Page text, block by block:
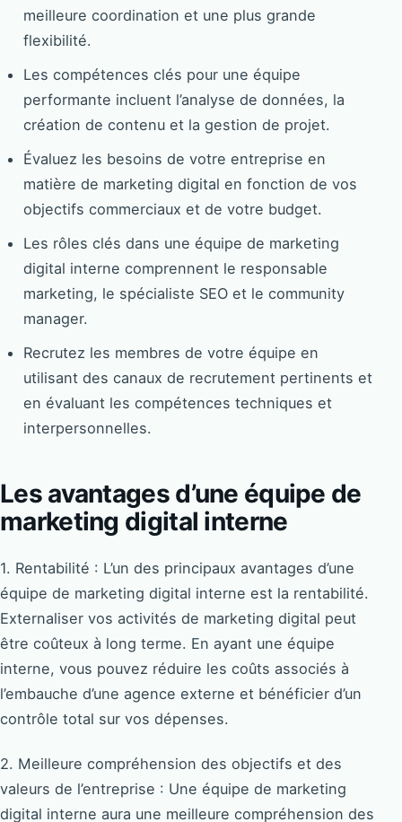
meilleure coordination et une plus grande
flexibilité.
Les compétences clés pour une équipe
performante incluent l’analyse de données, la
création de contenu et la gestion de projet.
Évaluez les besoins de votre entreprise en
matière de marketing digital en fonction de vos
objectifs commerciaux et de votre budget.
Les rôles clés dans une équipe de marketing
digital interne comprennent le responsable
marketing, le spécialiste SEO et le community
manager.
Recrutez les membres de votre équipe en
utilisant des canaux de recrutement pertinents et
en évaluant les compétences techniques et
interpersonnelles.
Les avantages d’une équipe de
marketing digital interne
1. Rentabilité : L’un des principaux avantages d’une
équipe de marketing digital interne est la rentabilité.
Externaliser vos activités de marketing digital peut
être coûteux à long terme. En ayant une équipe
interne, vous pouvez réduire les coûts associés à
l’embauche d’une agence externe et bénéficier d’un
contrôle total sur vos dépenses.
2. Meilleure compréhension des objectifs et des
valeurs de l’entreprise : Une équipe de marketing
digital interne aura une meilleure compréhension des